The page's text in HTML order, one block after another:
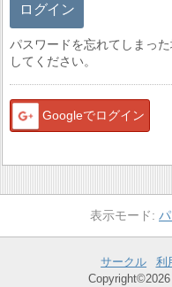
ログイン
パスワードを忘れてしまっ
してください。
Googleでログイン
サークル 利